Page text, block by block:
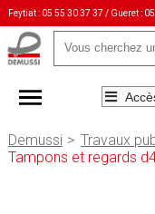
Feytiat : 05 55 30 37 37 / Gueret :
Mots-
clés
Demussi Travaux
Tampons et regards